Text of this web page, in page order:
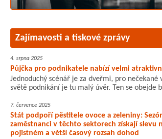
Zajímavosti a tiskové zprávy
4. srpna 2025
Půjčka pro podnikatele nabízí velmi
Jednoduchý scénář je za dveřmi, pro nečekané
světě podnikání je tu malý úvěr. Ten se obejde
7. července 2025
Stát podpoří pěstitele ovoce a zeleniny:
zaměstnanci v těchto sektorech získají slevu
pojistném a větší časový rozsah dohod